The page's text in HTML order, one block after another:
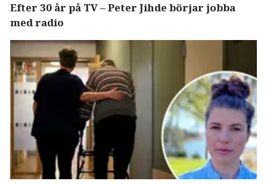
Efter 30 år på TV – Peter Jihde börjar jobba
med radio